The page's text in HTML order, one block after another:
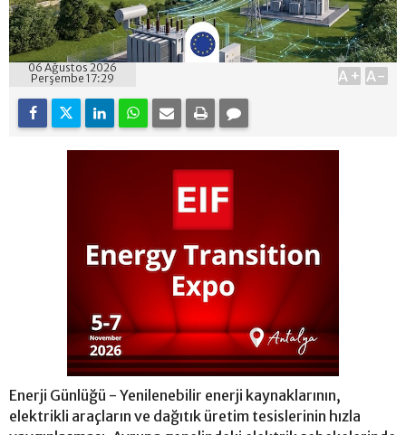
06 Ağustos 2026
Perşembe 17:29
A+ A-
Enerji Günlüğü - Yenilenebilir enerji kaynaklarının,
elektrikli araçların ve dağıtık üretim tesislerinin hızla